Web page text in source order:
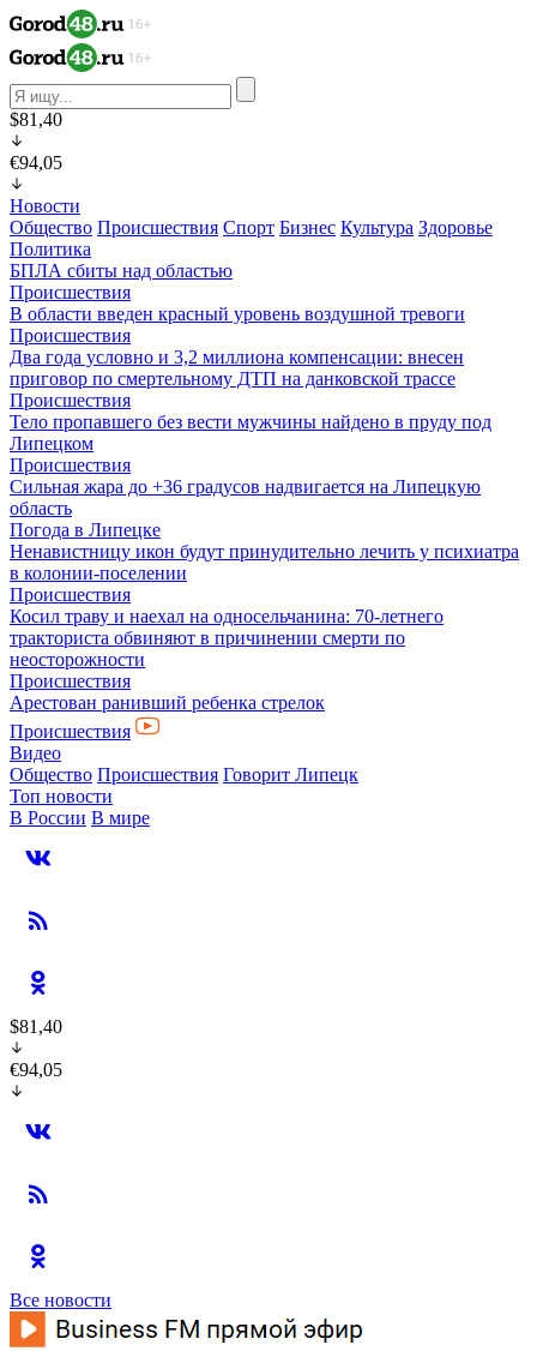
$81,40
€94,05
Новости
Общество Происшествия Спорт Бизнес Культура Здоровье
Политика
БПЛА сбиты над областью
Происшествия
В области введен красный уровень воздушной тревоги
Происшествия
Два года условно и 3,2 миллиона компенсации: внесен
приговор по смертельному ДТП на данковской трассе
Происшествия
Тело пропавшего без вести мужчины найдено в пруду под
Липецком
Происшествия
Сильная жара до +36 градусов надвигается на Липецкую
область
Погода в Липецке
Ненавистницу икон будут принудительно лечить у психиатра
в колонии-поселении
Происшествия
Косил траву и наехал на односельчанина: 70-летнего
тракториста обвиняют в причинении смерти по
неосторожности
Происшествия
Арестован ранивший ребенка стрелок
Происшествия
Видео
Общество Происшествия Говорит Липецк
Топ новости
В России В мире
$81,40
€94,05
Все новости